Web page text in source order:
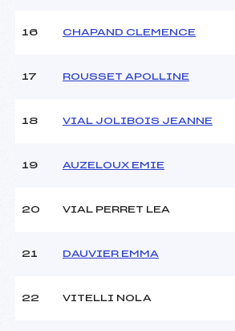
16 CHAPAND CLEMENCE
17 ROUSSET APOLLINE
18 VIAL JOLIBOIS JEANNE
19 AUZELOUX EMIE
20 VIAL PERRET LEA
21 DAUVIER EMMA
22 VITELLI NOLA